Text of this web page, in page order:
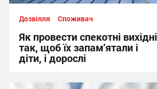
Дозвілля Споживач
Як провести спекотні вихідні
так, щоб їх запам’ятали і
діти, і дорослі